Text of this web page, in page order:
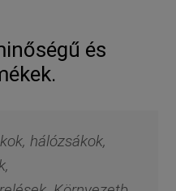
és
hálózsákok,